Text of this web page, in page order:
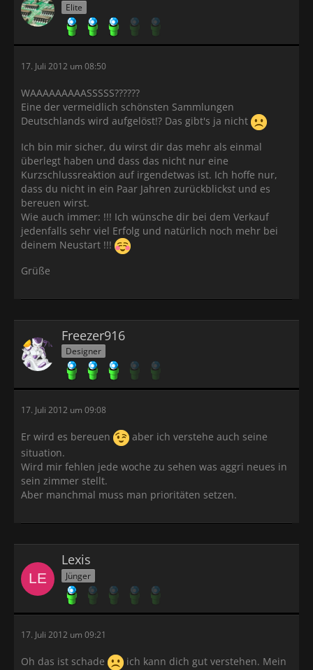
Elite
17. Juli 2012 um 08:50
WAAAAAAAAASSSSS??????
Eine der vermeidlich schönsten Sammlungen
Deutschlands wird aufgelöst!? Das gibt's ja nicht
Ich bin mir sicher, du wirst dir das mehr als einmal
überlegt haben und dass das nicht nur eine
Kurzschlussreaktion auf irgendetwas ist. Ich hoffe nur,
dass du nicht in ein Paar Jahren zurückblickst und es
bereuen wirst.
Wie auch immer: !!! Ich wünsche dir bei dem Verkauf
jedenfalls sehr viel Erfolg und natürlich noch mehr bei
deinem Neustart !!!
Grüße
Freezer916
Designer
17. Juli 2012 um 09:08
Er wird es bereuen
aber ich verstehe auch seine
situation.
Wird mir fehlen jede woche zu sehen was aggri neues in
sein zimmer stellt.
Aber manchmal muss man prioritäten setzen.
Lexis
Jünger
17. Juli 2012 um 09:21
Oh das ist schade
ich kann dich gut verstehen. Mein